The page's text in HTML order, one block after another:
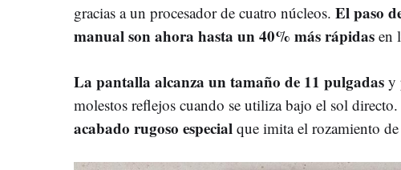
gracias a un procesador de cuatro núcleos. El paso
manual son ahora hasta un 40% más rápidas en
La pantalla alcanza un tamaño de 11 pulgadas y
molestos reflejos cuando se utiliza bajo el sol
acabado rugoso especial que imita el rozamiento